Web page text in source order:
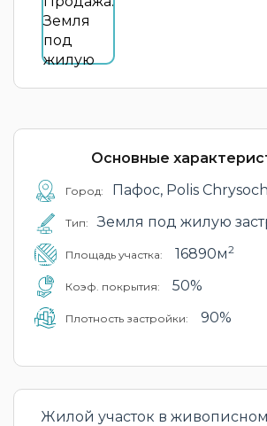
Основные
Город: Пафос, Polis
Тип: Земля под жилую
Площадь участка: 16890м2
Коэф. покрытия: 50%
Плотность застройки: 90%
Жилой участок в